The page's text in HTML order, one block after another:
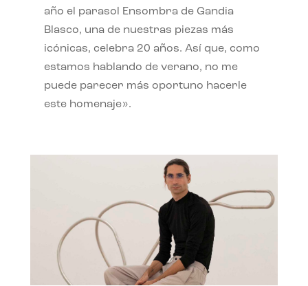
año el parasol Ensombra de Gandia
Blasco, una de nuestras piezas más
icónicas, celebra 20 años. Así que, como
estamos hablando de verano, no me
puede parecer más oportuno hacerle
este homenaje».